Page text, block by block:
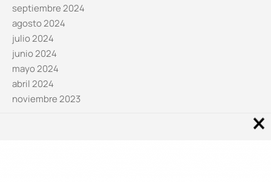
septiembre 2024
agosto 2024
julio 2024
junio 2024
mayo 2024
abril 2024
noviembre 2023